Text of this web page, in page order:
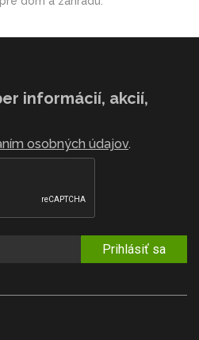
informácií, akcií,
osobných údajov.
Prihlásiť sa